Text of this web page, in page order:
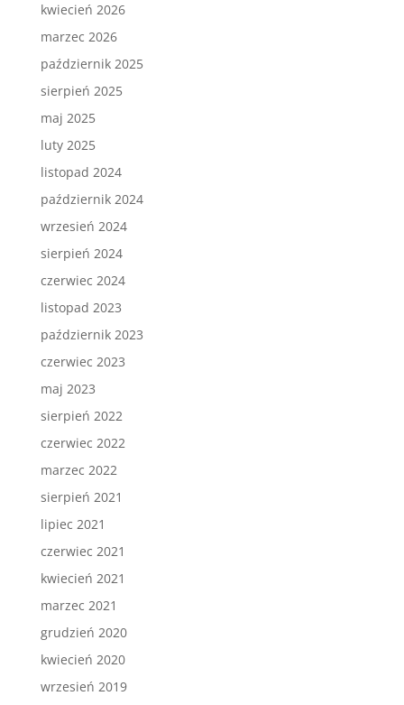
kwiecień 2026
marzec 2026
październik 2025
sierpień 2025
maj 2025
luty 2025
listopad 2024
październik 2024
wrzesień 2024
sierpień 2024
czerwiec 2024
listopad 2023
październik 2023
czerwiec 2023
maj 2023
sierpień 2022
czerwiec 2022
marzec 2022
sierpień 2021
lipiec 2021
czerwiec 2021
kwiecień 2021
marzec 2021
grudzień 2020
kwiecień 2020
wrzesień 2019